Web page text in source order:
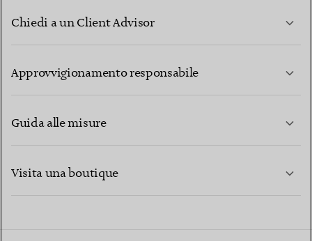
Chiedi a un Client Advisor
Approvvigionamento responsabile
Guida alle misure
Visita una boutique